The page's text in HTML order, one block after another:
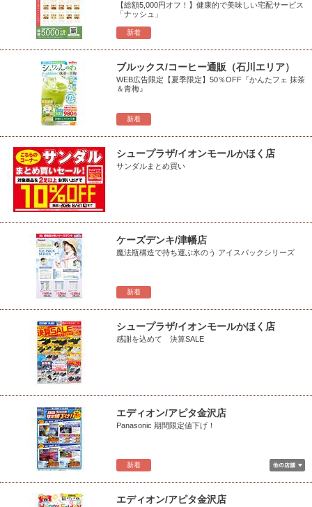
新着
【総額5,000円オフ！】健康的で美味しい宅配サービス
「ナッシュ」
新着
ブルックス/コーヒー通販（石川エリア）
WEB広告限定【夏季限定】50％OFF『かんたフェ 抹茶
＆青梅』
シュープラザ/イオンモールかほく店
サンダルまとめ買い
新着
ケーズデンキ/津幡店
魔法瓶構造で持ち運ぶ氷のう アイスパックシリーズ
シュープラザ/イオンモールかほく店
感謝を込めて 決算SALE
新着
エディオン/アピタ金沢店
Panasonic 期間限定値下げ！
エディオン/アピタ金沢店